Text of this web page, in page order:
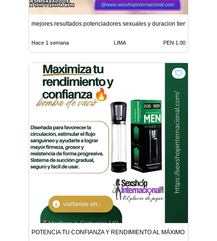
mejores resultados potenciadores sexuales y duracion tiendas
Hace 1 semana LIMA PEN 1.00
POTENCIA TU CONFIANZA Y RENDIMIENTO AL MÁXIMO